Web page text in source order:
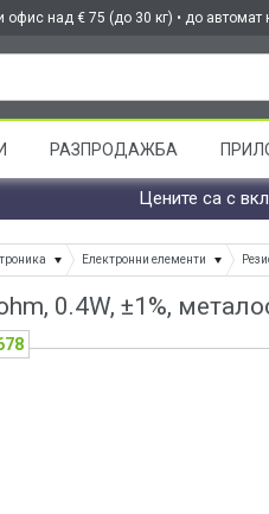
над € 75 (до 30 кг) • до автомат
РАЗПРОДАЖБА
Цените са с
Електронни елементи
0.4W, ±1%,